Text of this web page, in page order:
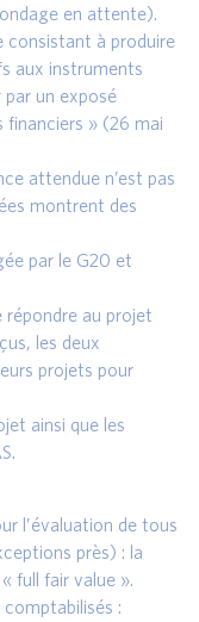
en attente).
consistant à produire
aux instruments
un exposé
financiers » (26 mai
attendue n’est pas
montrent des
par le G20 et
répondre au projet
les deux
projets pour
ainsi que les
l’évaluation de tous
près) : la
full fair value ».
: